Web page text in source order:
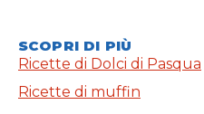
SCOPRI DI PIÙ
Ricette di Dolci di Pasqua
Ricette di muffin